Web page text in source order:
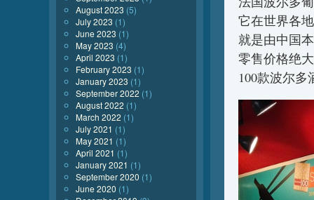
它在世界各
就是由中国
零售价格绝
100款波尔多
August 2023 (5)
July 2023 (1)
June 2023 (1)
May 2023 (4)
April 2023 (1)
February 2023 (1)
January 2023 (1)
September 2022 (1)
August 2022 (1)
March 2022 (1)
July 2021 (1)
May 2021 (1)
April 2021 (1)
January 2021 (1)
September 2020 (1)
June 2020 (1)